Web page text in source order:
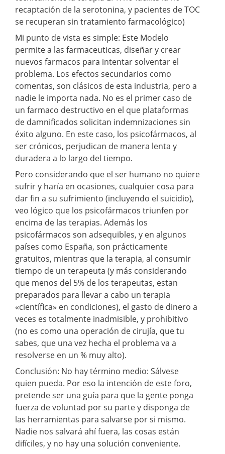
recaptación de la serotonina, y pacientes de TOC
se recuperan sin tratamiento farmacológico)
Mi punto de vista es simple: Este Modelo
permite a las farmaceuticas, diseñar y crear
nuevos farmacos para intentar solventar el
problema. Los efectos secundarios como
comentas, son clásicos de esta industria, pero a
nadie le importa nada. No es el primer caso de
un farmaco destructivo en el que plataformas
de damnificados solicitan indemnizaciones sin
éxito alguno. En este caso, los psicofármacos, al
ser crónicos, perjudican de manera lenta y
duradera a lo largo del tiempo.
Pero considerando que el ser humano no quiere
sufrir y haría en ocasiones, cualquier cosa para
dar fin a su sufrimiento (incluyendo el suicidio),
veo lógico que los psicofármacos triunfen por
encima de las terapias. Además los
psicofármacos son adsequibles, y en algunos
países como España, son prácticamente
gratuitos, mientras que la terapia, al consumir
tiempo de un terapeuta (y más considerando
que menos del 5% de los terapeutas, estan
preparados para llevar a cabo un terapia
«científica» en condiciones), el gasto de dinero a
veces es totalmente inadmisible, y prohibitivo
(no es como una operación de cirujía, que tu
sabes, que una vez hecha el problema va a
resolverse en un % muy alto).
Conclusión: No hay término medio: Sálvese
quien pueda. Por eso la intención de este foro,
pretende ser una guía para que la gente ponga
fuerza de voluntad por su parte y disponga de
las herramientas para salvarse por si mismo.
Nadie nos salvará ahí fuera, las cosas están
difíciles, y no hay una solución conveniente.